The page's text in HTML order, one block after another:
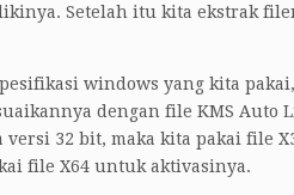
Setelah itu kita ekstrak
windows yang kita
dengan file KMS Auto
versi 32 bit, maka kita pakai file
file X64 untuk aktivasinya.